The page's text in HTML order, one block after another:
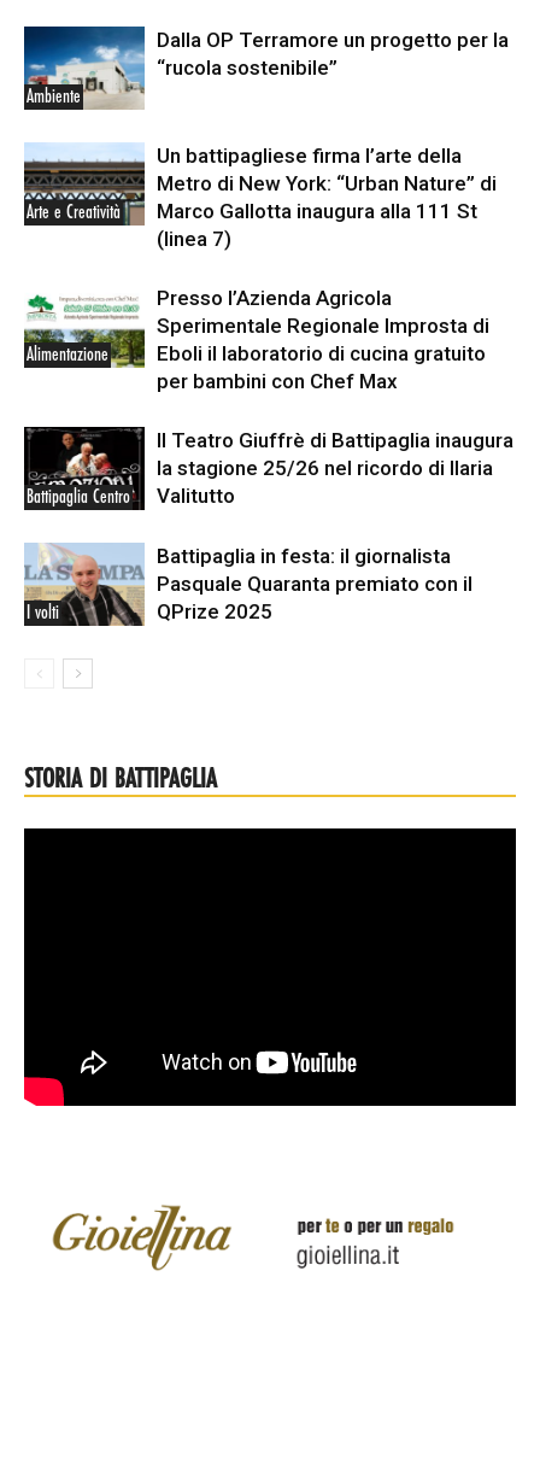
Ambiente
Dalla OP Terramore un progetto per la
“rucola sostenibile”
Arte e Creatività
Un battipagliese firma l’arte della
Metro di New York: “Urban Nature” di
Marco Gallotta inaugura alla 111 St
(linea 7)
Alimentazione
Presso l’Azienda Agricola
Sperimentale Regionale Improsta di
Eboli il laboratorio di cucina gratuito
per bambini con Chef Max
Battipaglia Centro
Il Teatro Giuffrè di Battipaglia inaugura
la stagione 25/26 nel ricordo di Ilaria
Valitutto
I volti
Battipaglia in festa: il giornalista
Pasquale Quaranta premiato con il
QPrize 2025
STORIA DI BATTIPAGLIA